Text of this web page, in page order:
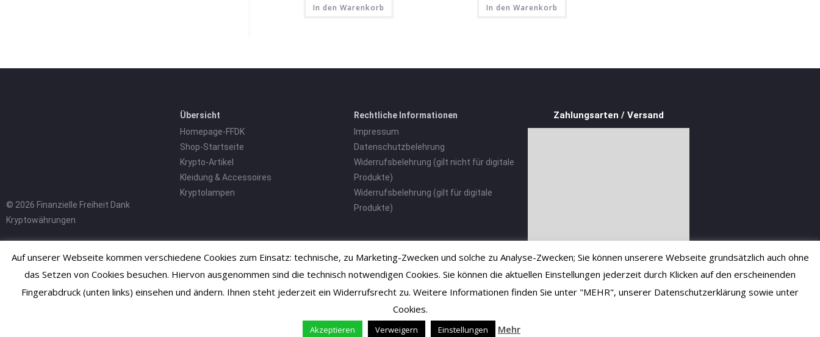
In den Warenkorb In den Warenkorb
© 2026 Finanzielle Freiheit Dank
Kryptowährungen
Übersicht
Homepage-FFDK
Shop-Startseite
Krypto-Artikel
Kleidung & Accessoires
Kryptolampen
Rechtliche Informationen
Impressum
Datenschutzbelehrung
Widerrufsbelehrung (gilt nicht für digitale
Produkte)
Widerrufsbelehrung (gilt für digitale
Produkte)
Zahlungsarten / Versand
Vertrag widerrufen
Auf unserer Webseite kommen verschiedene Cookies zum Einsatz: technische, zu Marketing-Zwecken und solche zu Analyse-Zwecken; Sie können unserere Webseite grundsätzlich auch ohne
das Setzen von Cookies besuchen. Hiervon ausgenommen sind die technisch notwendigen Cookies. Sie können die aktuellen Einstellungen jederzeit durch Klicken auf den erscheinenden
Fingerabdruck (unten links) einsehen und ändern. Ihnen steht jederzeit ein Widerrufsrecht zu. Weitere Informationen finden Sie unter "MEHR", unserer Datenschutzerklärung sowie unter
Cookies.
Akzeptieren Verweigern Einstellungen Mehr